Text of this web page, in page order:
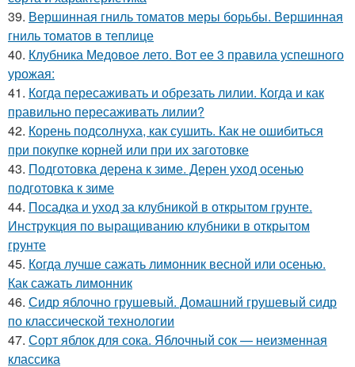
39. Вершинная гниль томатов меры борьбы. Вершинная
гниль томатов в теплице
40. Клубника Медовое лето. Вот ее 3 правила успешного
урожая:
41. Когда пересаживать и обрезать лилии. Когда и как
правильно пересаживать лилии?
42. Корень подсолнуха, как сушить. Как не ошибиться
при покупке корней или при их заготовке
43. Подготовка дерена к зиме. Дерен уход осенью
подготовка к зиме
44. Посадка и уход за клубникой в открытом грунте.
Инструкция по выращиванию клубники в открытом
грунте
45. Когда лучше сажать лимонник весной или осенью.
Как сажать лимонник
46. Сидр яблочно грушевый. Домашний грушевый сидр
по классической технологии
47. Сорт яблок для сока. Яблочный сок — неизменная
классика